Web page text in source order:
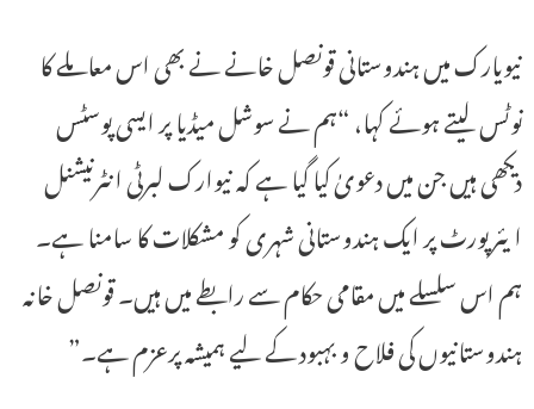
نیویارک میں ہندوستانی قونصل خانے نے بھی اس معاملے کا
نوٹس لیتے ہوئے کہا، “ہم نے سوشل میڈیا پر ایسی پوسٹس
دیکھی ہیں جن میں دعویٰ کیا گیا ہے کہ نیوارک لبرٹی انٹرنیشنل
ایئرپورٹ پر ایک ہندوستانی شہری کو مشکلات کا سامنا ہے۔
ہم اس سلسلے میں مقامی حکام سے رابطے میں ہیں۔ قونصل خانہ
ہندوستانیوں کی فلاح و بہبود کے لیے ہمیشہ پرعزم ہے۔”